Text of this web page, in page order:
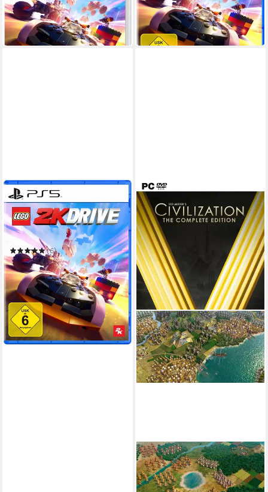
ab 8,11 € UVP29,99 €
-73%
in 2-3 Werktagen bei dir
-67%
in 2-3 Werktagen bei dir
TAKE 2
Lego 2K Drive
PlayStation 5 Plattform
ab 6 Jahren USK-Freigabe
2K Games
Publisher
(6)
ab 11,89 € UVP29,99 €
-60%
in 2-3 Werktagen bei dir
TAKE 2
Civilization V - The Complete
Edition